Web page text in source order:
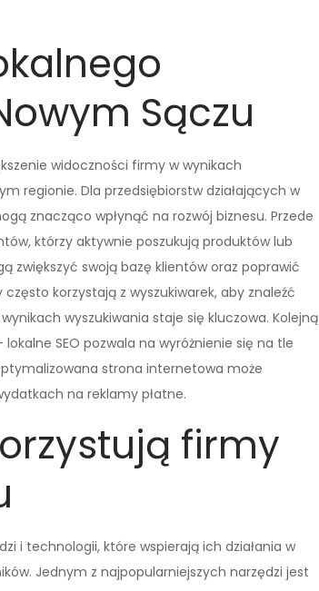
Sączu
widoczności firmy w wynikach
regionie. Dla przedsiębiorstw działających w
znacząco wpłynąć na rozwój biznesu. Przede
którzy aktywnie poszukują produktów lub
zwiększyć swoją bazę klientów oraz poprawić
korzystają z wyszukiwarek, aby znaleźć
wyszukiwania staje się kluczowa. Kolejną
SEO pozwala na wyróżnienie się na tle
strona internetowa może
na reklamy płatne.
firmy
i technologii, które wspierają ich działania w
Jednym z najpopularniejszych narzędzi jest